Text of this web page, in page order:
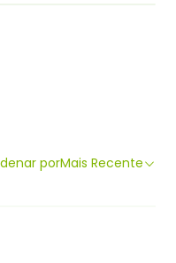
porMais Recente